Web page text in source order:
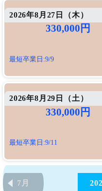
2026年8月27日（木）
330,000円
最短卒業日:9/9
2026年8月29日（土 ）
330,000円
最短卒業日:9/11
7月